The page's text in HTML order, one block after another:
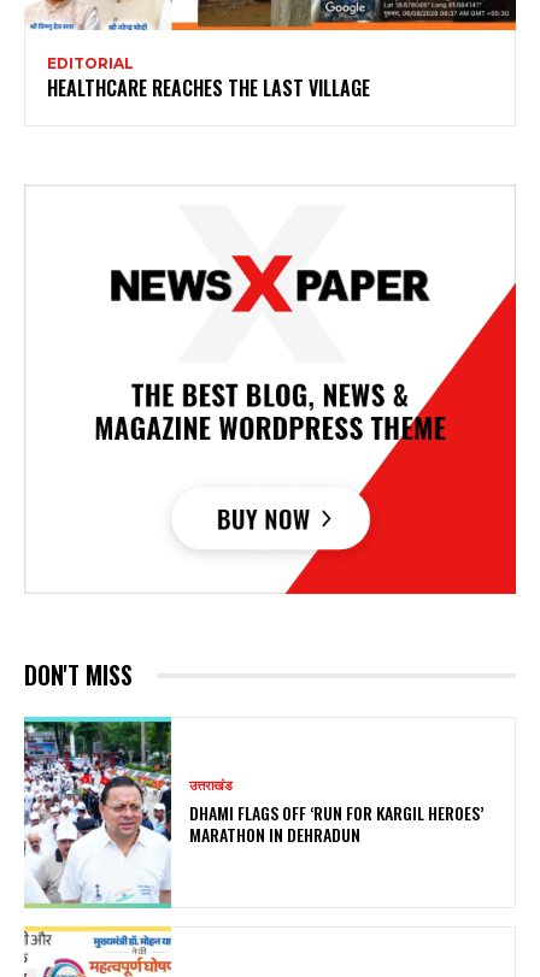
EDITORIAL
HEALTHCARE REACHES THE LAST VILLAGE
DON'T MISS
उत्तराखंड
DHAMI FLAGS OFF ‘RUN FOR KARGIL HEROES’
MARATHON IN DEHRADUN